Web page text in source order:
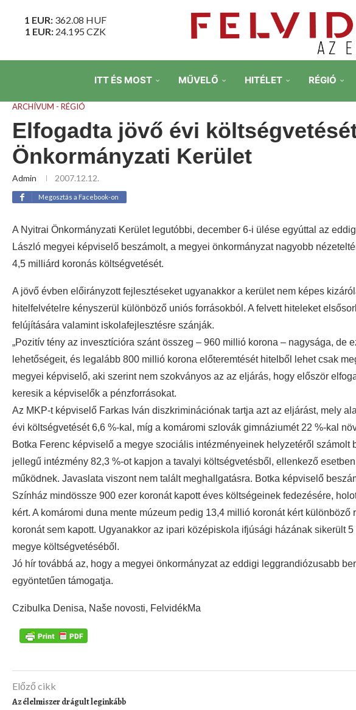
1 EUR: 362.08 HUF
1 EUR: 24.195 CZK
ITT ÉS MOST MŰVELŐ HITÉLET RÉGIÓ
ARCHÍVUM - RÉGIÓ
Elfogadta jövő évi
Önkormányzati Kerület
Admin 2007.12.12.
Megosztás a Facebook-on
A Nyitrai Önkormányzati Kerület legutóbbi, december 6-i ülése egyúttal az
László megyei képviselő beszámolt, a megyei önkormányzat nagyobb
4,5 milliárd koronás költségvetését.
A jövő évben előirányzott fejlesztéseket ugyanakkor a kerület nem képes
hitelfelvételre kényszerül különböző uniós forrásokból. A felvett hiteleket
felújítására valamint iskolafejlesztésre szánják.
„Pozitív tény az invesztícióra szánt összeg – 960 millió korona – nagysága, de
lehetőségeit, és legalább 800 millió korona előteremtését hitelből lehet csak
megyei képviselő, aki szerint nem szokványos az az eljárás, hogy először
keresik a képviselők a pénzforrásokat.
Az MKP-t képviselő Farkas Iván diszkriminációnak tartja azt az eljárást, mely
évi költségvetését 6,6 %-kal, míg a komáromi szlovák gimnáziumét 22 %-kal
Botka Ferenc képviselő a megye szociális intézményeinek helyzetéről számolt
jellegű intézmény 82,3 %-ot kapjon a tavalyi költségvetésből, ellenkező
működnek. Javaslata viszont nem talált meghallgatásra. Botka képviselő
Színház mindössze 900 ezer koronát kapott éves költségeinek fedezésére,
kért. A komáromi duna mente múzeum pedig 13,4 millió koronát kért
koronát sem kapott. Ugyanakkor az ipari középiskola ifjúsági házának sikerült
megye költségvetéséből.
Jó hír továbbá az, hogy a megyei önkormányzat az eddigi leggrandiózusabb
egyöntetűen támogatja.
Czibulka Denisa, Naše novosti, FelvidékMa
Előző cikk
Az élelmiszer drágult leginkább